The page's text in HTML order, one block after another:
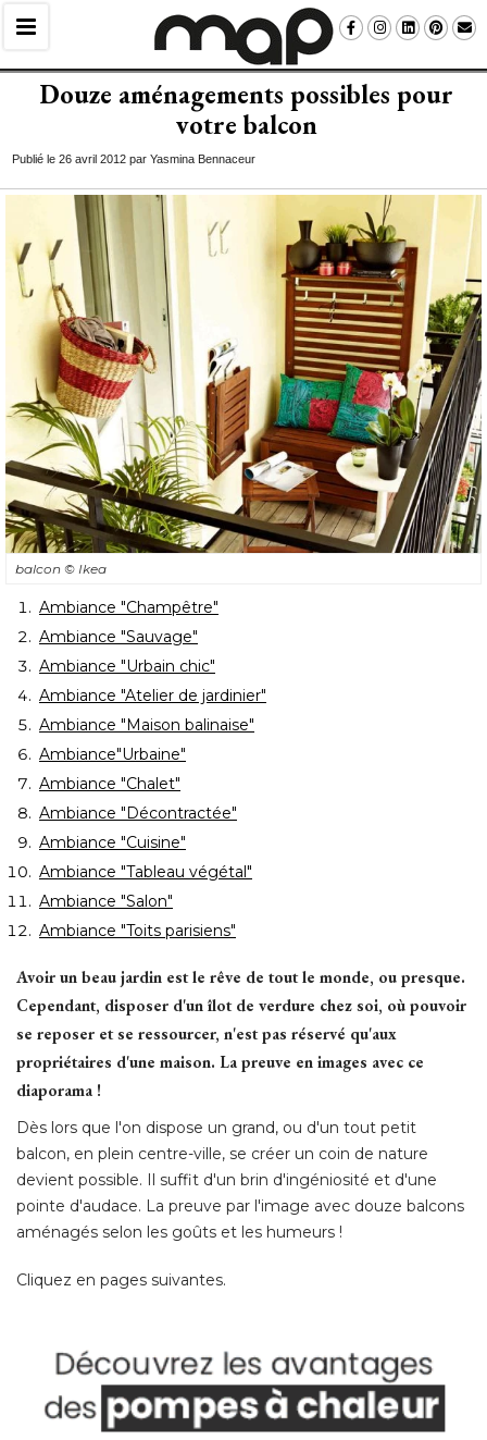
Douze aménagements possibles pour
votre balcon
Publié le 26 avril 2012 par Yasmina Bennaceur
balcon © Ikea
Ambiance "Champêtre"
Ambiance "Sauvage"
Ambiance "Urbain chic"
Ambiance "Atelier de jardinier"
Ambiance "Maison balinaise"
Ambiance"Urbaine"
Ambiance "Chalet"
Ambiance "Décontractée"
Ambiance "Cuisine"
Ambiance "Tableau végétal"
Ambiance "Salon"
Ambiance "Toits parisiens"
Avoir un beau jardin est le rêve de tout le monde, ou presque.
Cependant, disposer d'un îlot de verdure chez soi, où pouvoir
se reposer et se ressourcer, n'est pas réservé qu'aux
propriétaires d'une maison. La preuve en images avec ce
diaporama !
Dès lors que l'on dispose un grand, ou d'un tout petit
balcon, en plein centre-ville, se créer un coin de nature
devient possible. Il suffit d'un brin d'ingéniosité et d'une
pointe d'audace. La preuve par l'image avec douze balcons
aménagés selon les goûts et les humeurs !
Cliquez en pages suivantes.